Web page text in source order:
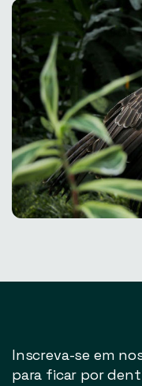
Inscreva-se em
para ficar por